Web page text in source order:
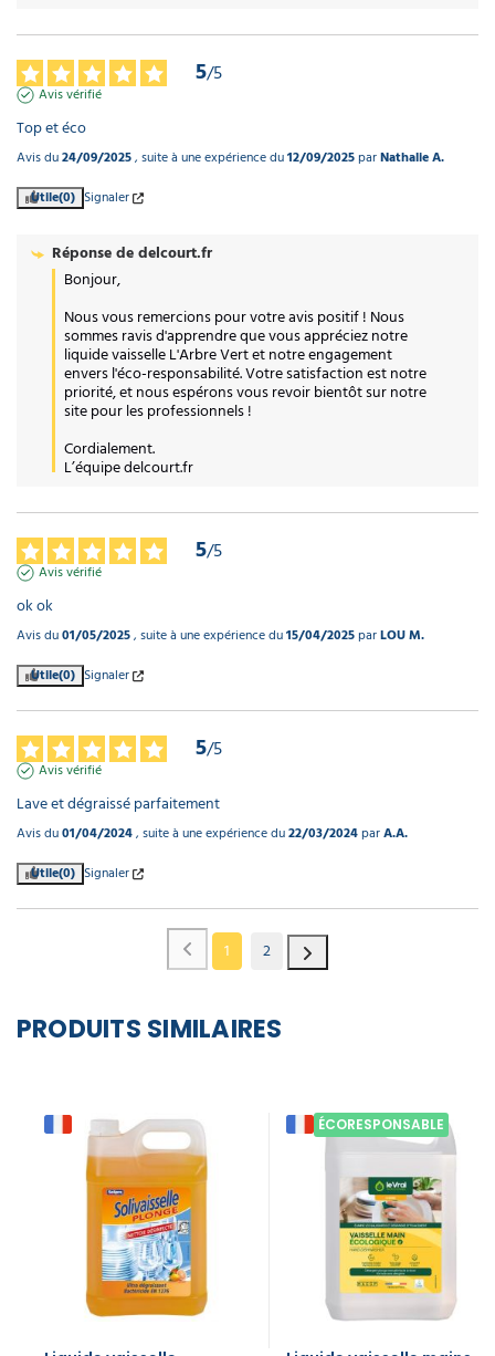
PRODUITS SIMILAIRES
ÉCORESPONSABLE
5/5
Avis vérifié
Top et éco
Avis du24/09/2025, suite à une expérience du12/09/2025parNathalie A.
Utile(0) Signaler
Réponse dedelcourt.fr
Bonjour,
Nous vous remercions pour votre avis positif ! Nous
sommes ravis d'apprendre que vous appréciez notre
liquide vaisselle L'Arbre Vert et notre engagement
envers l'éco-responsabilité. Votre satisfaction est notre
priorité, et nous espérons vous revoir bientôt sur notre
site pour les professionnels !
Cordialement.
L’équipe delcourt.fr
5/5
Avis vérifié
ok ok
Avis du01/05/2025, suite à une expérience du15/04/2025parLOU M.
Utile(0) Signaler
5/5
Avis vérifié
Lave et dégraissé parfaitement
Avis du01/04/2024, suite à une expérience du22/03/2024parA.A.
Utile(0) Signaler
1 2